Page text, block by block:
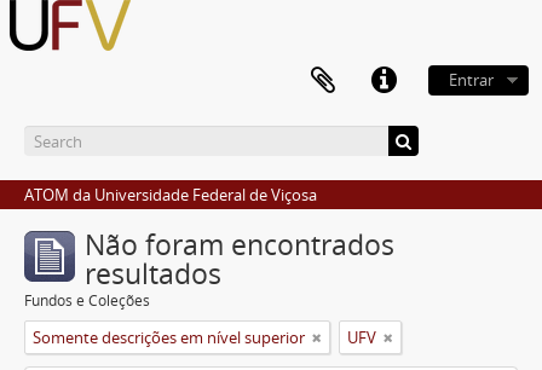
Entrar
ATOM da Universidade Federal de Viçosa
Não foram encontrados
resultados
Fundos e Coleções
Somente descrições em nível superior UFV